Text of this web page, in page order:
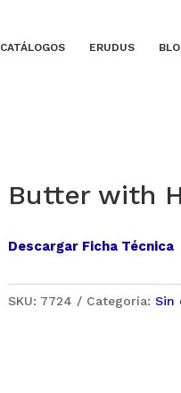
CATÁLOGOS ERUDUS
Butter with
Descargar Ficha Técnica
SKU: 7724 Categoría: Sin